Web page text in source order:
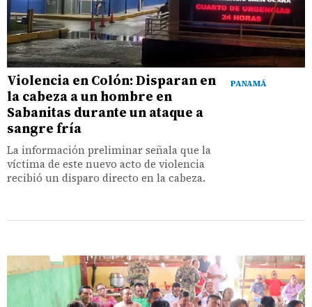
PANAMÁ
Violencia en Colón: Disparan en
la cabeza a un hombre en
Sabanitas durante un ataque a
sangre fría
La información preliminar señala que la
víctima de este nuevo acto de violencia
recibió un disparo directo en la cabeza.